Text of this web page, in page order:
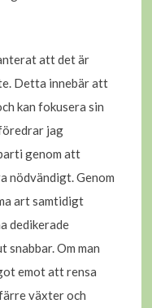
att det är
Detta innebär att
kan fokusera sin
jag
genom att
nödvändigt. Genom
art samtidigt
dedikerade
snabbar. Om man
emot att rensa
växter och